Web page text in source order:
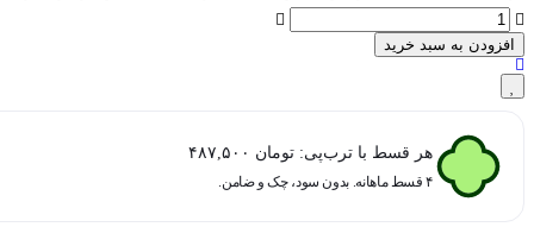
افزودن به سبد خرید
هر قسط با ترب‌پی: تومان
۴ قسط ماهانه. بدون سود، چک و ضامن.